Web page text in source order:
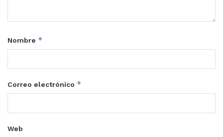
Nombre *
Correo electrónico *
Web